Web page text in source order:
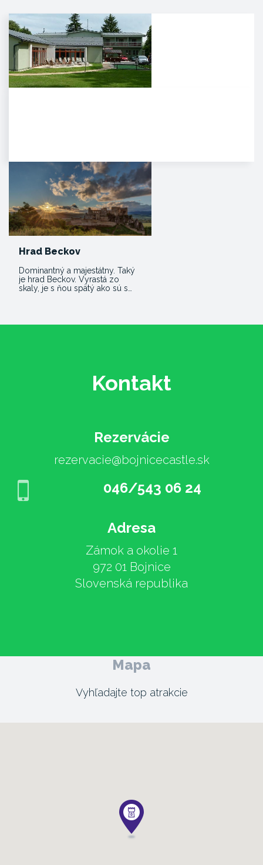
Hrad Beckov
Dominantný a majestátny. Taký
je hrad Beckov. Vyrastá zo
skaly, je s ňou spätý ako sú s…
Kontakt
Rezervácie
rezervacie@bojnicecastle.sk
046/543 06 24
Adresa
Zámok a okolie 1
972 01 Bojnice
Slovenská republika
Mapa
Vyhľadajte top atrakcie